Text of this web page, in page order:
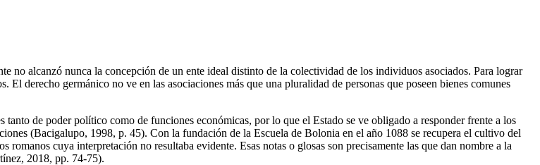
no alcanzó nunca la concepción de un ente ideal distinto de la colectividad de los individuos asociados. Para lograr
derecho germánico no ve en las asociaciones más que una pluralidad de personas que poseen bienes comunes
de poder político como de funciones económicas, por lo que el Estado se ve obligado a responder frente a los
(Bacigalupo, 1998, p. 45). Con la fundación de la Escuela de Bolonia en el año 1088 se recupera el cultivo del
cuya interpretación no resultaba evidente. Esas notas o glosas son precisamente las que dan nombre a la
2018, pp. 74-75).